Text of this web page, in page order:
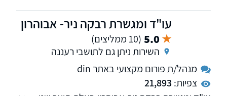
ומיסים. חבר בפורום בתי המשפט של לשכת עורכי
עו"ד ומגשרת רבקה ניר- אבוהרון
5.0 (10 ממליצים)
השירות ניתן גם לתושבי רעננה
מנהל/ת פורום מקצועי באתר din
צפיות: 21,893